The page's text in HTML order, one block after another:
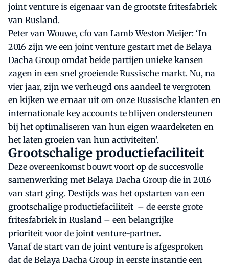
joint venture is eigenaar van de grootste fritesfabriek
van Rusland.
Peter van Wouwe, cfo van Lamb Weston Meijer: ‘In
2016 zijn we een joint venture gestart met de Belaya
Dacha Group omdat beide partijen unieke kansen
zagen in een snel groeiende Russische markt. Nu, na
vier jaar, zijn we verheugd ons aandeel te vergroten
en kijken we ernaar uit om onze Russische klanten en
internationale key accounts te blijven ondersteunen
bij het optimaliseren van hun eigen waardeketen en
het laten groeien van hun activiteiten’.
Grootschalige productiefaciliteit
Deze overeenkomst bouwt voort op de succesvolle
samenwerking met Belaya Dacha Group die in 2016
van start ging. Destijds was het opstarten van een
grootschalige productiefaciliteit – de eerste grote
fritesfabriek in Rusland – een belangrijke
prioriteit voor de joint venture-partner.
Vanaf de start van de joint venture is afgesproken
dat de Belaya Dacha Group in eerste instantie een